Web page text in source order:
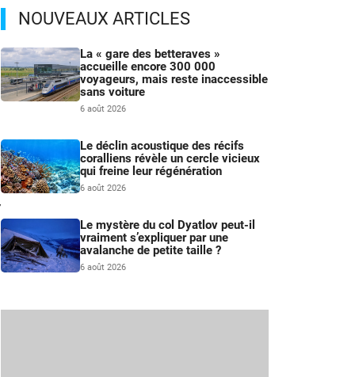
NOUVEAUX ARTICLES
La « gare des betteraves »
accueille encore 300 000
voyageurs, mais reste inaccessible
sans voiture
6 août 2026
Le déclin acoustique des récifs
coralliens révèle un cercle vicieux
qui freine leur régénération
6 août 2026
Le mystère du col Dyatlov peut-il
vraiment s’expliquer par une
avalanche de petite taille ?
6 août 2026